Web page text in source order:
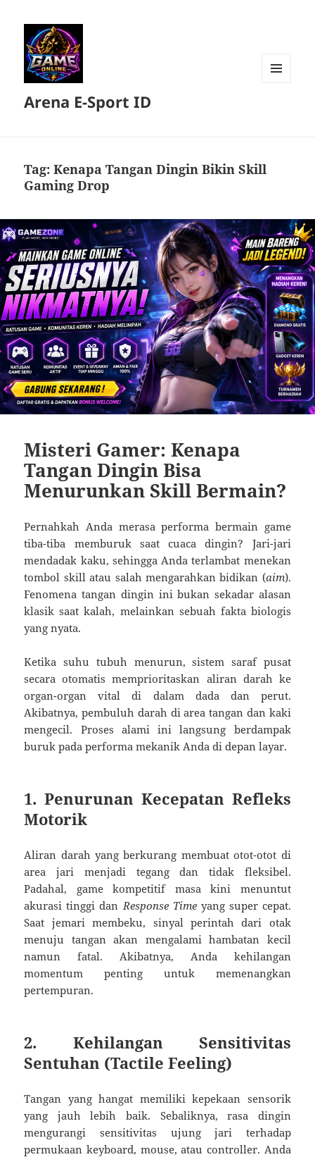
Arena E-Sport ID
Tag:Kenapa Tangan Dingin Bikin Skill
Gaming Drop
Misteri Gamer: Kenapa
Tangan Dingin Bisa
Menurunkan Skill Bermain?
Pernahkah Anda merasa performa bermain game
tiba-tiba memburuk saat cuaca dingin? Jari-jari
mendadak kaku, sehingga Anda terlambat menekan
tombol skill atau salah mengarahkan bidikan (aim).
Fenomena tangan dingin ini bukan sekadar alasan
klasik saat kalah, melainkan sebuah fakta biologis
yang nyata.
Ketika suhu tubuh menurun, sistem saraf pusat
secara otomatis memprioritaskan aliran darah ke
organ-organ vital di dalam dada dan perut.
Akibatnya, pembuluh darah di area tangan dan kaki
mengecil. Proses alami ini langsung berdampak
buruk pada performa mekanik Anda di depan layar.
1. Penurunan Kecepatan Refleks
Motorik
Aliran darah yang berkurang membuat otot-otot di
area jari menjadi tegang dan tidak fleksibel.
Padahal, game kompetitif masa kini menuntut
akurasi tinggi dan Response Timeyang super cepat.
Saat jemari membeku, sinyal perintah dari otak
menuju tangan akan mengalami hambatan kecil
namun fatal. Akibatnya, Anda kehilangan
momentum penting untuk memenangkan
pertempuran.
2. Kehilangan Sensitivitas
Sentuhan (Tactile Feeling)
Tangan yang hangat memiliki kepekaan sensorik
yang jauh lebih baik. Sebaliknya, rasa dingin
mengurangi sensitivitas ujung jari terhadap
permukaan keyboard, mouse, atau controller. Anda